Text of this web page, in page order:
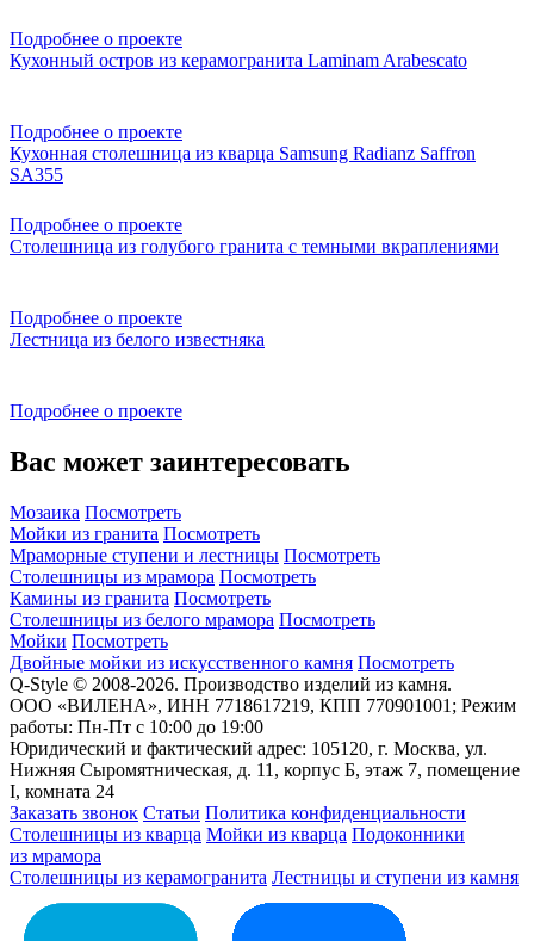
Подробнее о проекте
Кухонный остров из керамогранита Laminam Arabescato
Подробнее о проекте
Кухонная столешница из кварца Samsung Radianz Saffron
SA355
Подробнее о проекте
Столешница из голубого гранита с темными вкраплениями
Подробнее о проекте
Лестница из белого известняка
Подробнее о проекте
Вас может заинтересовать
Мозаика Посмотреть
Мойки из гранита Посмотреть
Мраморные ступени и лестницы Посмотреть
Столешницы из мрамора Посмотреть
Камины из гранита Посмотреть
Столешницы из белого мрамора Посмотреть
Мойки Посмотреть
Двойные мойки из искусственного камня Посмотреть
Q-Style © 2008-2026. Производство изделий из камня.
ООО «ВИЛЕНА», ИНН 7718617219, КПП 770901001; Режим
работы: Пн-Пт с 10:00 до 19:00
Юридический и фактический адрес: 105120, г. Москва, ул.
Нижняя Сыромятническая, д. 11, корпус Б, этаж 7, помещение
I, комната 24
Заказать звонок Статьи Политика конфиденциальности
Столешницы из кварца Мойки из кварца Подоконники
из мрамора
Столешницы из керамогранита Лестницы и ступени из камня